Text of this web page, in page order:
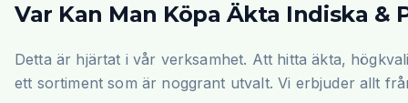
Var Kan Man Köpa Äkta Indiska &
Detta är hjärtat i vår verksamhet. Att hitta äkta,
ett sortiment som är noggrant utvalt. Vi erbjuder allt